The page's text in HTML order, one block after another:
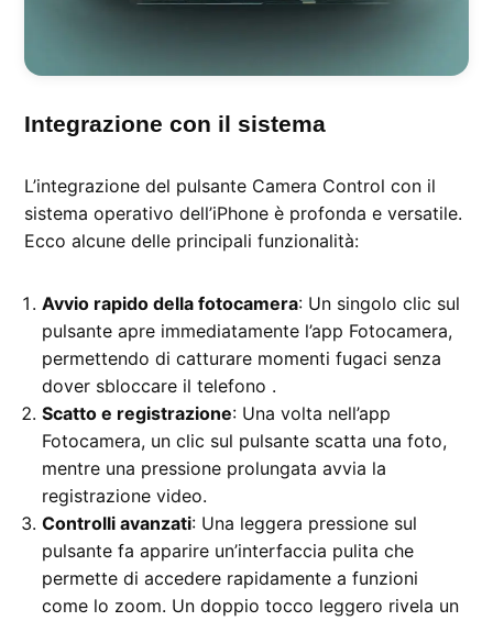
Integrazione con il sistema
L’integrazione del pulsante Camera Control con il
sistema operativo dell’iPhone è profonda e versatile.
Ecco alcune delle principali funzionalità:
Avvio rapido della fotocamera: Un singolo clic sul
pulsante apre immediatamente l’app Fotocamera,
permettendo di catturare momenti fugaci senza
dover sbloccare il telefono .
Scatto e registrazione: Una volta nell’app
Fotocamera, un clic sul pulsante scatta una foto,
mentre una pressione prolungata avvia la
registrazione video.
Controlli avanzati: Una leggera pressione sul
pulsante fa apparire un’interfaccia pulita che
permette di accedere rapidamente a funzioni
come lo zoom. Un doppio tocco leggero rivela un